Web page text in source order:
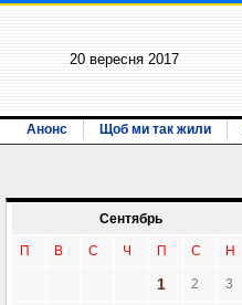
20 вересня 2017
Анонс Щоб ми так жили
Сентябрь
П В С Ч П С Н
1 2 3